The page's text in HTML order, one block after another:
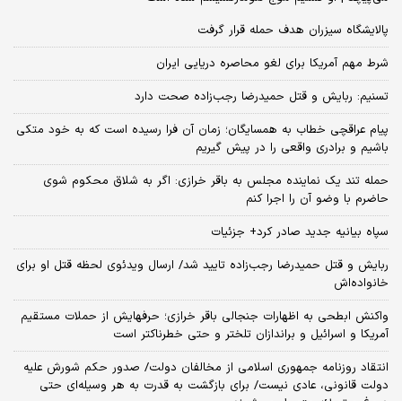
پالایشگاه سیزران هدف حمله قرار گرفت
شرط مهم آمریکا برای لغو محاصره دریایی ایران
تسنیم: ربایش و قتل حمیدرضا رجب‌زاده صحت دارد
پیام عراقچی خطاب به همسایگان؛ زمان آن فرا رسیده است که به خود متکی
باشیم و برادری واقعی را در پیش گیریم
حمله تند یک نماینده مجلس به باقر خرازی: اگر به شلاق محکوم شوی
حاضرم با وضو آن را اجرا کنم
سپاه بیانیه جدید صادر کرد+ جزئیات
ربایش و قتل حمیدرضا رجب‌زاده تایید شد/ ارسال ویدئوی لحظه قتل او برای
خانواده‌اش
واکنش ابطحی به اظهارات جنجالی باقر خرازی؛ حرفهایش از حملات مستقیم
آمریکا و اسرائیل و براندازان تلختر و حتی خطرناکتر است
انتقاد روزنامه جمهوری اسلامی از مخالفان دولت/ صدور حکم شورش علیه
دولت قانونی، عادی نیست/ برای بازگشت به قدرت به هر وسیله‌ای حتی